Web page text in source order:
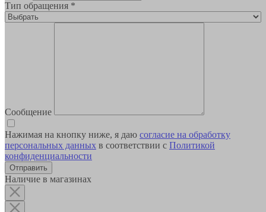
Тип обращения *
Сообщение
Нажимая на кнопку ниже, я даю согласие на обработку
персональных данных в соответствии с Политикой
конфиденциальности
Наличие в магазинах